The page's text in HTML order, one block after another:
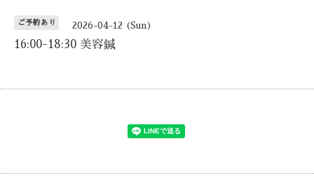
ご予約あり 2026-04-12 (Sun)
16:00-18:30 美容鍼